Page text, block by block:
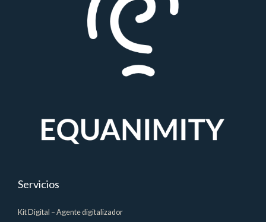
Servicios
Kit Digital – Agente digitalizador